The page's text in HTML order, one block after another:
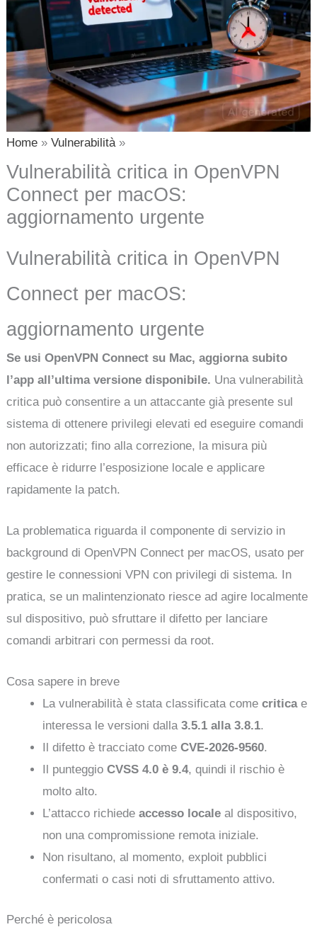
Home Vulnerabilità
Vulnerabilità critica in OpenVPN
Connect per macOS:
aggiornamento urgente
Vulnerabilità critica in OpenVPN
Connect per macOS:
aggiornamento urgente
Se usi OpenVPN Connect su Mac, aggiorna subito
l’app all’ultima versione disponibile. Una vulnerabilità
critica può consentire a un attaccante già presente sul
sistema di ottenere privilegi elevati ed eseguire comandi
non autorizzati; fino alla correzione, la misura più
efficace è ridurre l’esposizione locale e applicare
rapidamente la patch.
La problematica riguarda il componente di servizio in
background di OpenVPN Connect per macOS, usato per
gestire le connessioni VPN con privilegi di sistema. In
pratica, se un malintenzionato riesce ad agire localmente
sul dispositivo, può sfruttare il difetto per lanciare
comandi arbitrari con permessi da root.
Cosa sapere in breve
La vulnerabilità è stata classificata comecriticae
interessa le versioni dalla3.5.1 alla 3.8.1.
Il difetto è tracciato comeCVE-2026-9560.
Il punteggioCVSS 4.0 è 9.4, quindi il rischio è
molto alto.
L’attacco richiedeaccesso locale al dispositivo,
non una compromissione remota iniziale.
Non risultano, al momento, exploit pubblici
confermati o casi noti di sfruttamento attivo.
Perché è pericolosa